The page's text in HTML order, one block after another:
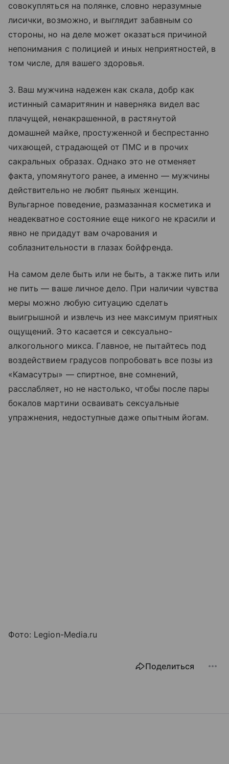
совокупляться на полянке, словно неразумные
лисички, возможно, и выглядит забавным со
стороны, но на деле может оказаться причиной
непонимания с полицией и иных неприятностей, в
том числе, для вашего здоровья.
3. Ваш мужчина надежен как скала, добр как
истинный самаритянин и наверняка видел вас
плачущей, ненакрашенной, в растянутой
домашней майке, простуженной и беспрестанно
чихающей, страдающей от ПМС и в прочих
сакральных образах. Однако это не отменяет
факта, упомянутого ранее, а именно — мужчины
действительно не любят пьяных женщин.
Вульгарное поведение, размазанная косметика и
неадекватное состояние еще никого не красили и
явно не придадут вам очарования и
соблазнительности в глазах бойфренда.
На самом деле быть или не быть, а также пить или
не пить — ваше личное дело. При наличии чувства
меры можно любую ситуацию сделать
выигрышной и извлечь из нее максимум приятных
ощущений. Это касается и сексуально-
алкогольного микса. Главное, не пытайтесь под
воздействием градусов попробовать все позы из
«Камасутры» — спиртное, вне сомнений,
расслабляет, но не настолько, чтобы после пары
бокалов мартини осваивать сексуальные
упражнения, недоступные даже опытным йогам.
Фото: Legion-Media.ru
Поделиться